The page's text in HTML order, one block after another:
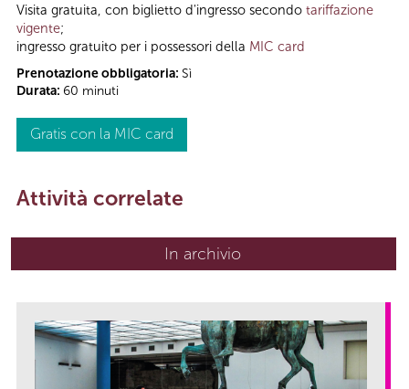
Visita gratuita, con biglietto d'ingresso secondo tariffazione
vigente;
ingresso gratuito per i possessori della MIC card
Prenotazione obbligatoria: Sì
Durata: 60 minuti
Gratis con la MIC card
Attività correlate
In archivio